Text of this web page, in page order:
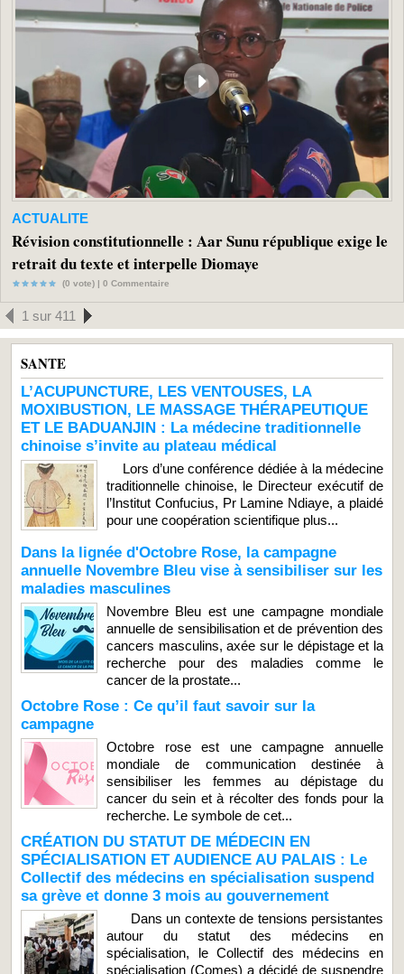
ACTUALITE
Révision constitutionnelle : Aar Sunu république exige le
retrait du texte et interpelle Diomaye
(0 vote) | 0 Commentaire
1 sur 411
SANTE
L’ACUPUNCTURE, LES VENTOUSES, LA
MOXIBUSTION, LE MASSAGE THÉRAPEUTIQUE
ET LE BADUANJIN : La médecine traditionnelle
chinoise s’invite au plateau médical
Lors d’une conférence dédiée à la médecine
traditionnelle chinoise, le Directeur exécutif de
l’Institut Confucius, Pr Lamine Ndiaye, a plaidé
pour une coopération scientifique plus...
Dans la lignée d'Octobre Rose, la campagne
annuelle Novembre Bleu vise à sensibiliser sur les
maladies masculines
Novembre Bleu est une campagne mondiale
annuelle de sensibilisation et de prévention des
cancers masculins, axée sur le dépistage et la
recherche pour des maladies comme le
cancer de la prostate...
Octobre Rose : Ce qu’il faut savoir sur la
campagne
Octobre rose est une campagne annuelle
mondiale de communication destinée à
sensibiliser les femmes au dépistage du
cancer du sein et à récolter des fonds pour la
recherche. Le symbole de cet...
CRÉATION DU STATUT DE MÉDECIN EN
SPÉCIALISATION ET AUDIENCE AU PALAIS : Le
Collectif des médecins en spécialisation suspend
sa grève et donne 3 mois au gouvernement
Dans un contexte de tensions persistantes
autour du statut des médecins en
spécialisation, le Collectif des médecins en
spécialisation (Comes) a décidé de suspendre